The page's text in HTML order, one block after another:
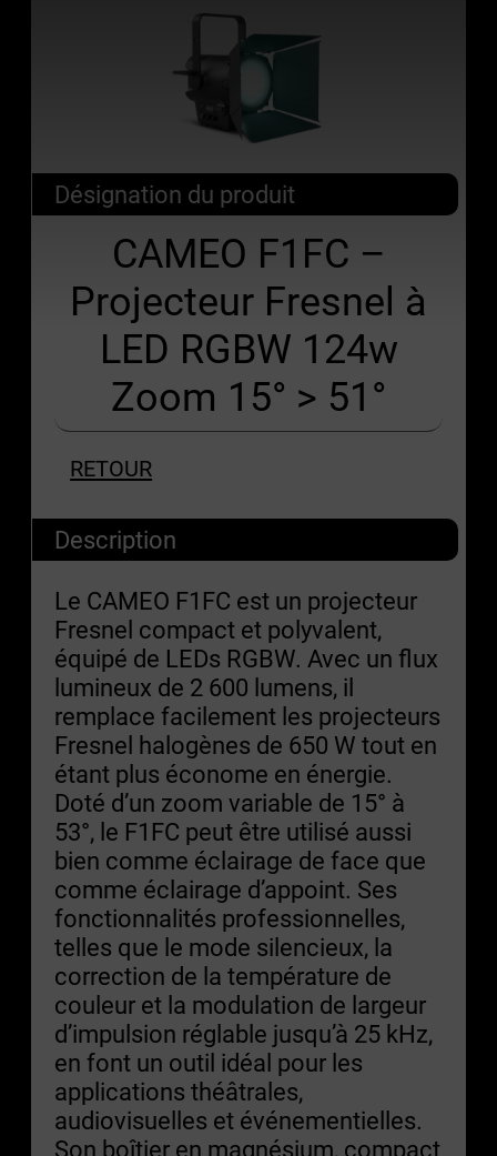
Désignation du produit
CAMEO F1FC –
Projecteur Fresnel à
LED RGBW 124w
Zoom 15° > 51°
RETOUR
Description
Le CAMEO F1FC est un projecteur
Fresnel compact et polyvalent,
équipé de LEDs RGBW. Avec un flux
lumineux de 2 600 lumens, il
remplace facilement les projecteurs
Fresnel halogènes de 650 W tout en
étant plus économe en énergie.
Doté d’un zoom variable de 15° à
53°, le F1FC peut être utilisé aussi
bien comme éclairage de face que
comme éclairage d’appoint. Ses
fonctionnalités professionnelles,
telles que le mode silencieux, la
correction de la température de
couleur et la modulation de largeur
d’impulsion réglable jusqu’à 25 kHz,
en font un outil idéal pour les
applications théâtrales,
audiovisuelles et événementielles.
Son boîtier en magnésium, compact